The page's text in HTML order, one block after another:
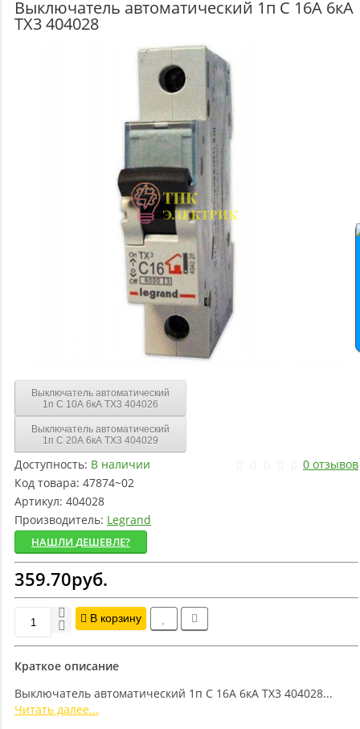
Выключатель автоматический 1п C 16А 6кА
TX3 404028
Выключатель автоматический
1п C 10А 6кА TX3 404026
Выключатель автоматический
1п C 20А 6кА TX3 404029
Доступность: В наличии
0 отзывов
Код товара: 47874~02
Артикул: 404028
Производитель: Legrand
НАШЛИ ДЕШЕВЛЕ?
359.70руб.
В корзину
Краткое описание
Выключатель автоматический 1п C 16А 6кА TX3 404028...
Читать далее...